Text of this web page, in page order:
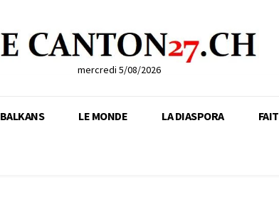
mercredi 5/08/2026
BALKANS LE MONDE LA DIASPORA